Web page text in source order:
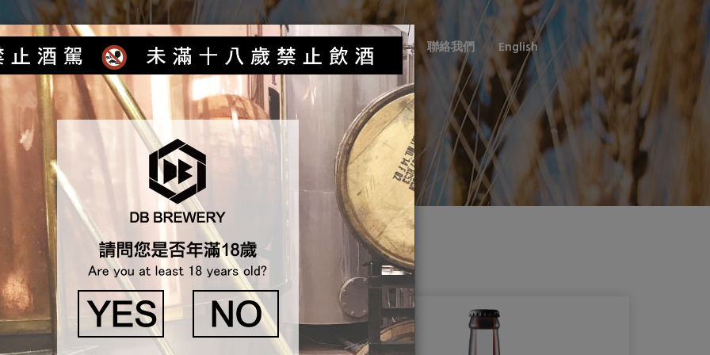
首頁 最新消息 產品介紹 各式服務 獲獎紀錄 銷售通路 聯絡我們 English